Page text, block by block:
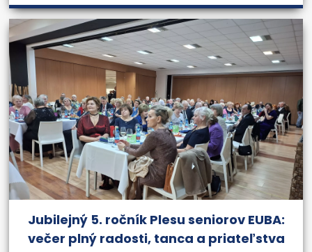
Jubilejný 5. ročník Plesu seniorov EUBA:
večer plný radosti, tanca a priateľstva